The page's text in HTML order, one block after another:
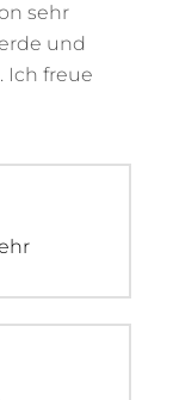
sehr
und
Ich freue